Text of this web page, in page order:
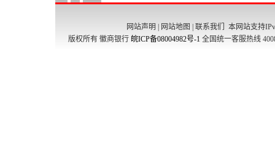
网站声明 网站地图 联系我们
本网站支持
版权所有 徽商银行 皖ICP备08004982号-1 全国统一客服热线